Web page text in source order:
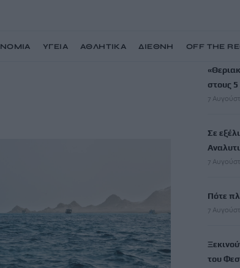
ΥΓΕΙΑ ΑΘΛΗΤΙΚΑ ΔΙΕΘΝΗ OFF THE
ΡΟΗ
στους 5
7
Σε
7
Πότε
7
του